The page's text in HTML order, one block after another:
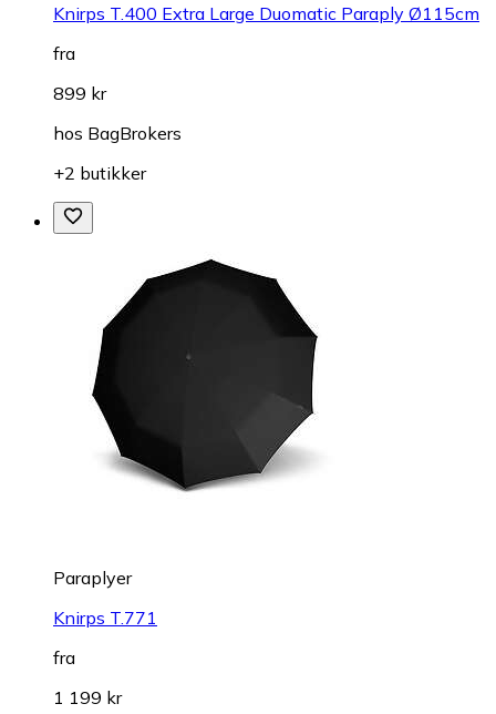
Knirps T.400 Extra Large Duomatic Paraply Ø115cm
fra
899 kr
hos BagBrokers
+2 butikker
Paraplyer
Knirps T.771
fra
1 199 kr